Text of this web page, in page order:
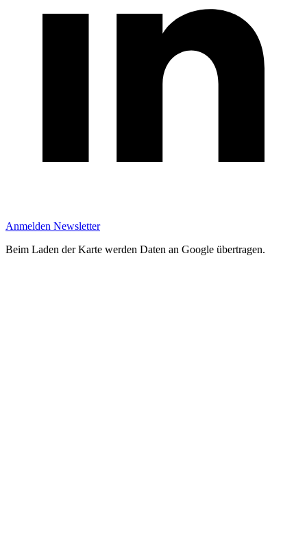
Anmelden Newsletter
Beim Laden der Karte werden Daten an Google übertragen.